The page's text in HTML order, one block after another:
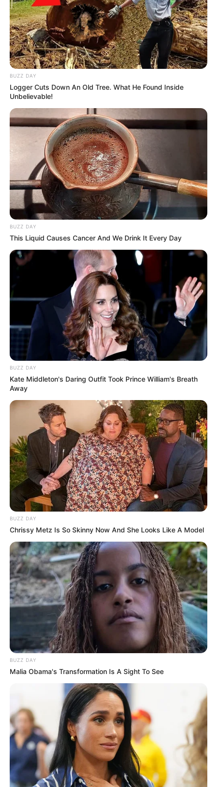
BUZZ DAY
Logger Cuts Down An Old Tree. What He Found Inside
Unbelievable!
BUZZ DAY
This Liquid Causes Cancer And We Drink It Every Day
BUZZ DAY
Kate Middleton's Daring Outfit Took Prince William's Breath
Away
BUZZ DAY
Chrissy Metz Is So Skinny Now And She Looks Like A Model
BUZZ DAY
Malia Obama's Transformation Is A Sight To See